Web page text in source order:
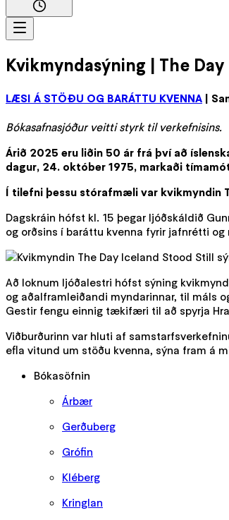
Kvikmyndasýning | The
LÆSI Á STÖÐU OG BARÁTTU KVENNA |
Bókasafnasjóður veitti styrk til verkefnisins.
Árið 2025 eru liðin 50 ár frá því að
dagur, 24. október 1975, markaði
Í tilefni þessu stórafmæli var kvikmyndin
Dagskráin hófst kl. 15 þegar ljóðskáldið
og orðsins í baráttu kvenna fyrir jafnrétti
Að loknum ljóðalestri hófst sýning
og aðalframleiðandi myndarinnar, til máls
Gestir fengu einnig tækifæri til að spyrja
Viðburðurinn var hluti af
efla vitund um stöðu kvenna, sýna fram á
Bókasöfnin
Árbær
Gerðuberg
Grófin
Kléberg
Kringlan